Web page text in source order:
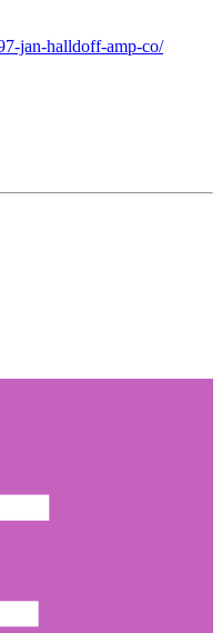
jan-halldoff-amp-co/